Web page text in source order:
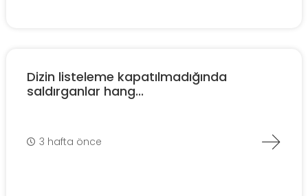
Dizin listeleme kapatılmadığında
saldırganlar hang...
3 hafta önce